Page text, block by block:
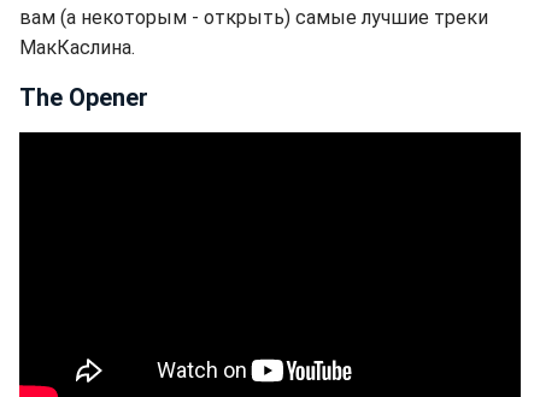
вам (а некоторым - открыть) самые лучшие треки
МакКаслина.
The Opener